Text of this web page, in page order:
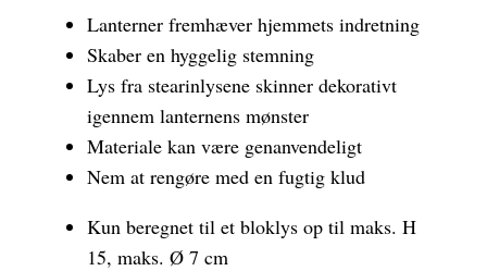
Lanterner fremhæver hjemmets indretning
Skaber en hyggelig stemning
Lys fra stearinlysene skinner dekorativt
igennem lanternens mønster
Materiale kan være genanvendeligt
Nem at rengøre med en fugtig klud
Kun beregnet til et bloklys op til maks. H
15, maks. Ø 7 cm